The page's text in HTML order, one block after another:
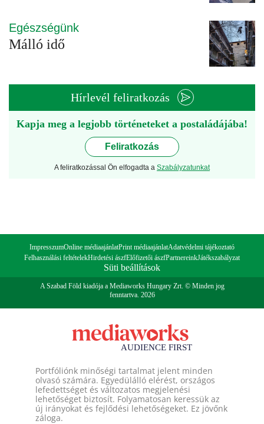
Egészségünk
Málló idő
Hírlevél feliratkozás
Kapja meg a legjobb történeteket a postaládájába!
Feliratkozás
A feliratkozással Ön elfogadta a Szabályzatunkat
ImpresszumOnline médiaajánlatPrint médiaajánlatAdatvédelmi tájékoztató
Felhasználási feltételekHirdetési ászfElőfizetői ászfPartnereinkJátékszabályzat
Süti beállítások
A Szabad Föld kiadója a Mediaworks Hungary Zrt. © Minden jog
fenntartva. 2026
Portfóliónk minőségi tartalmat jelent minden
olvasó számára. Egyedülálló elérést, országos
lefedettséget és változatos megjelenési
lehetőséget biztosít. Folyamatosan keressük az
új irányokat és fejlődési lehetőségeket. Ez jövőnk
záloga.